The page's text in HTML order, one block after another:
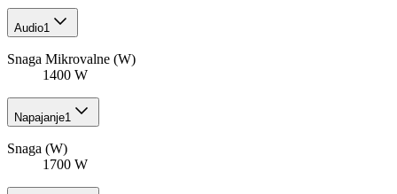
Audio1
Snaga Mikrovalne (W)
1400 W
Napajanje1
Snaga (W)
1700 W